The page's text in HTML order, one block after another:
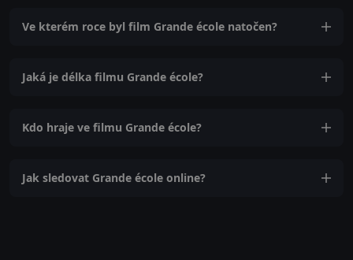
Ve kterém roce byl film Grande école natočen?
Jaká je délka filmu Grande école?
Kdo hraje ve filmu Grande école?
Jak sledovat Grande école online?